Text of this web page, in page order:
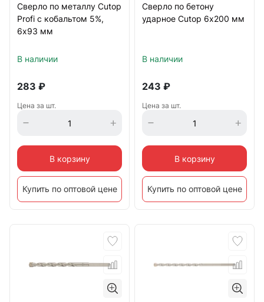
Сверло по металлу Cutop
Profi с кобальтом 5%,
6х93 мм
В наличии
283 ₽
Цена за шт.
В корзину
Купить по оптовой цене
Сверло по бетону
ударное Cutop 6х200 мм
В наличии
243 ₽
Цена за шт.
В корзину
Купить по оптовой цене